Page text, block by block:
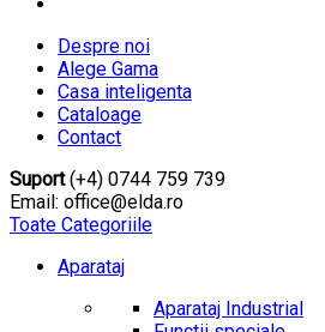
Despre noi
Alege Gama
Casa inteligenta
Cataloage
Contact
Suport(+4) 0744 759 739
Email: office@elda.ro
Toate Categoriile
Aparataj
Aparataj Industrial